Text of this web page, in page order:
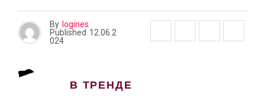
By logines
Published 12.06.2
024
В ТРЕНДЕ